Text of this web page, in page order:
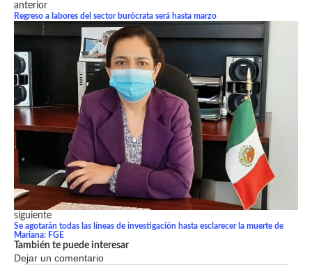
anterior
Regreso a labores del sector burócrata será hasta marzo
siguiente
Se agotarán todas las líneas de investigación hasta esclarecer la muerte de
Mariana: FGE
También te puede interesar
Dejar un comentario